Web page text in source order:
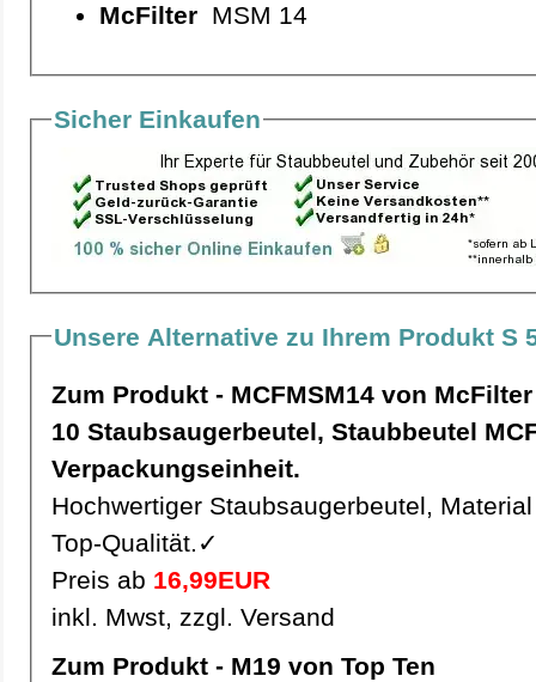
McFilterMSM 14
Sicher Einkaufen
Unsere Alternative zu Ihrem Produkt S
Zum Produkt - MCFMSM14 von McFilter
10 Staubsaugerbeutel, Staubbeutel MCFMSM14 pro
Verpackungseinheit.
Hochwertiger Staubsaugerbeutel,
Top-Qualität.✓
Preis ab 16,99EUR
inkl. Mwst, zzgl. Versand
Zum Produkt - M19 von Top Ten